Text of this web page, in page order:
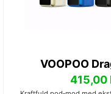
VOOPOO
415,00